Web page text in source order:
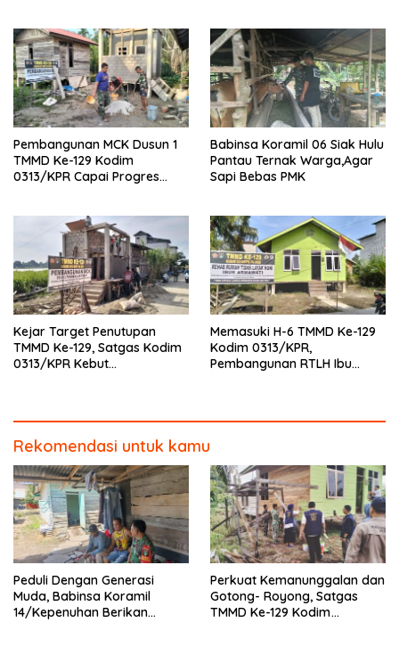
Rumah Bapak Dedi
Pembangunan MCK Dusun 1
TMMD Ke-129 Kodim
0313/KPR Capai Progres
Babinsa Koramil 06 Siak Hulu
Pantau Ternak Warga,Agar
Sapi Bebas PMK
Kejar Target Penutupan
TMMD Ke-129, Satgas Kodim
0313/KPR Kebut
Memasuki H-6 TMMD Ke-129
Kodim 0313/KPR,
Pembangunan RTLH Ibu
Rekomendasi untuk kamu
Peduli Dengan Generasi
Muda, Babinsa Koramil
14/Kepenuhan Berikan
Perkuat Kemanunggalan dan
Gotong- Royong, Satgas
TMMD Ke-129 Kodim